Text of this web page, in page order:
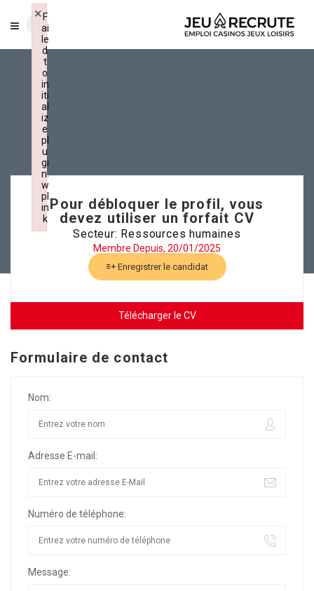
Pour débloquer le profil, vous
devez utiliser un forfait CV
Secteur: Ressources humaines
Membre Depuis, 20/01/2025
Enregistrer le candidat
Télécharger le CV
Formulaire de contact
Nom:
Adresse E-mail:
Numéro de téléphone:
Message:
F
ai
le
d
t
o
in
iti
al
iz
e
pl
u
gi
n:
w
pl
in
k
×
Failed to initialize plugin: wplink